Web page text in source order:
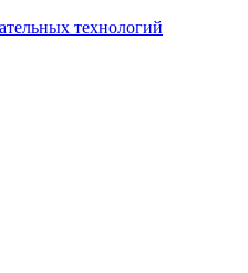
технологий